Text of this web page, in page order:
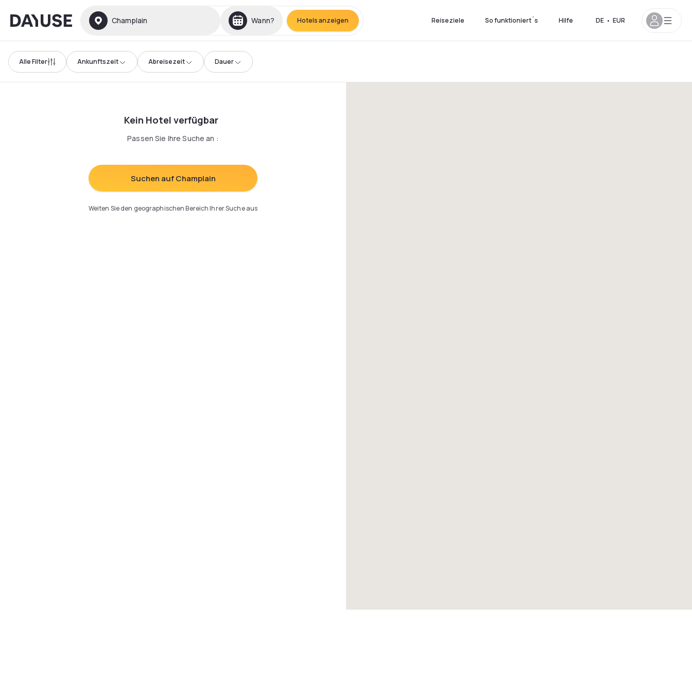
Dayuse Champlain Wann? Hotels anzeigen Reiseziele So funktioniert´s Hilfe DE • EUR
Alle Filter Ankunftszeit Abreisezeit Dauer
Kein Hotel verfügbar
Passen Sie Ihre Suche an :
Suchen auf Champlain
Weiten Sie den geographischen Bereich Ihrer Suche aus